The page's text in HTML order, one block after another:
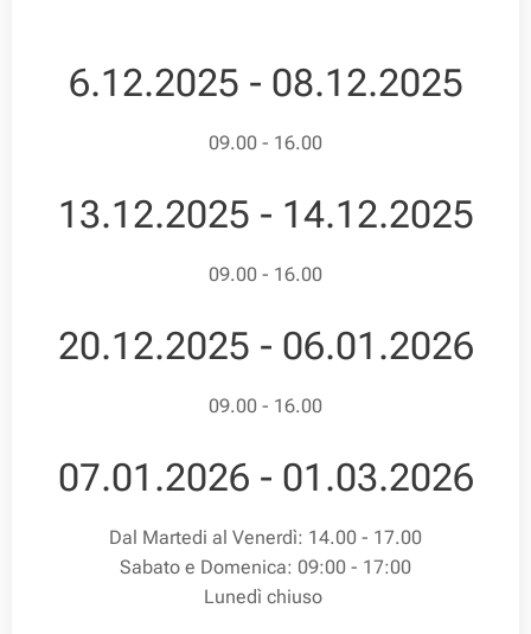
6.12.2025 - 08.12.2025
09.00 - 16.00
13.12.2025 - 14.12.2025
09.00 - 16.00
20.12.2025 - 06.01.2026
09.00 - 16.00
07.01.2026 - 01.03.2026
Dal Martedi al Venerdì: 14.00 - 17.00
Sabato e Domenica: 09:00 - 17:00
Lunedì chiuso